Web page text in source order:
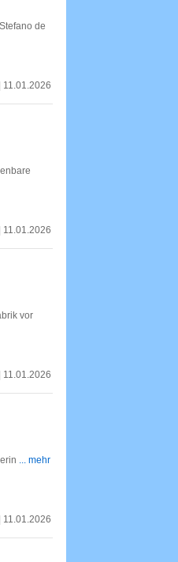
de
| 11.01.2026
| 11.01.2026
vor
| 11.01.2026
... mehr
| 11.01.2026